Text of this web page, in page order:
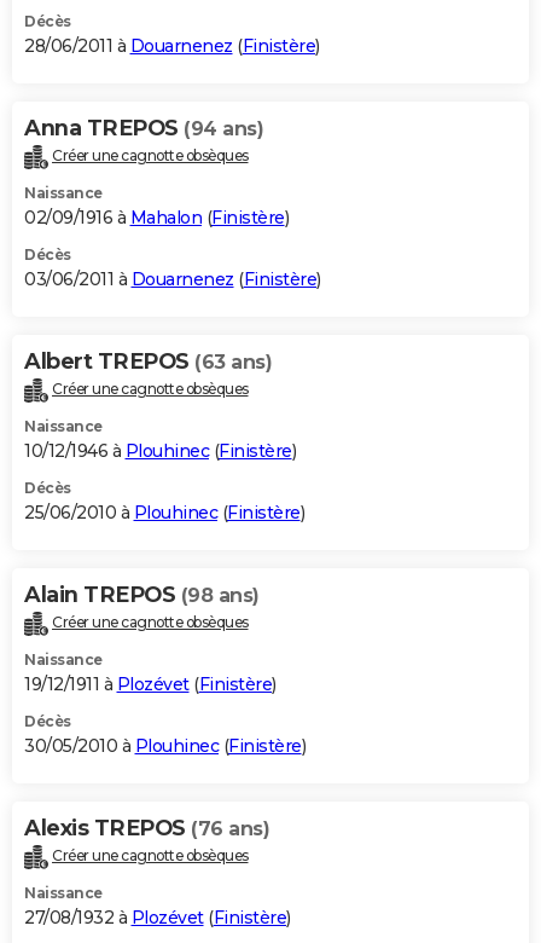
Décès
28/06/2011 à Douarnenez (Finistère)
Anna TREPOS (94 ans)
Créer une cagnotte obsèques
Naissance
02/09/1916 à Mahalon (Finistère)
Décès
03/06/2011 à Douarnenez (Finistère)
Albert TREPOS (63 ans)
Créer une cagnotte obsèques
Naissance
10/12/1946 à Plouhinec(Finistère)
Décès
25/06/2010 à Plouhinec(Finistère)
Alain TREPOS (98 ans)
Créer une cagnotte obsèques
Naissance
19/12/1911 à Plozévet(Finistère)
Décès
30/05/2010 à Plouhinec(Finistère)
Alexis TREPOS (76 ans)
Créer une cagnotte obsèques
Naissance
27/08/1932 à Plozévet(Finistère)